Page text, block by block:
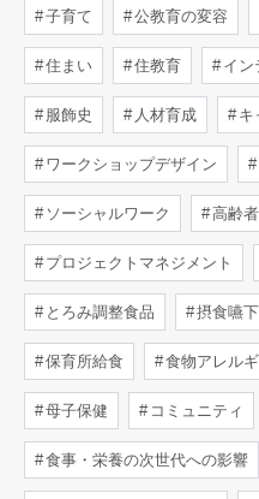
子育て 公教育の変容
住まい 住教育 イン
服飾史 人材育成 キ
ワークショップデザイン
ソーシャルワーク 高齢
プロジェクトマネジメント
とろみ調整食品 摂食嚥下
保育所給食 食物アレル
母子保健 コミュニティ
食事・栄養の次世代への影響